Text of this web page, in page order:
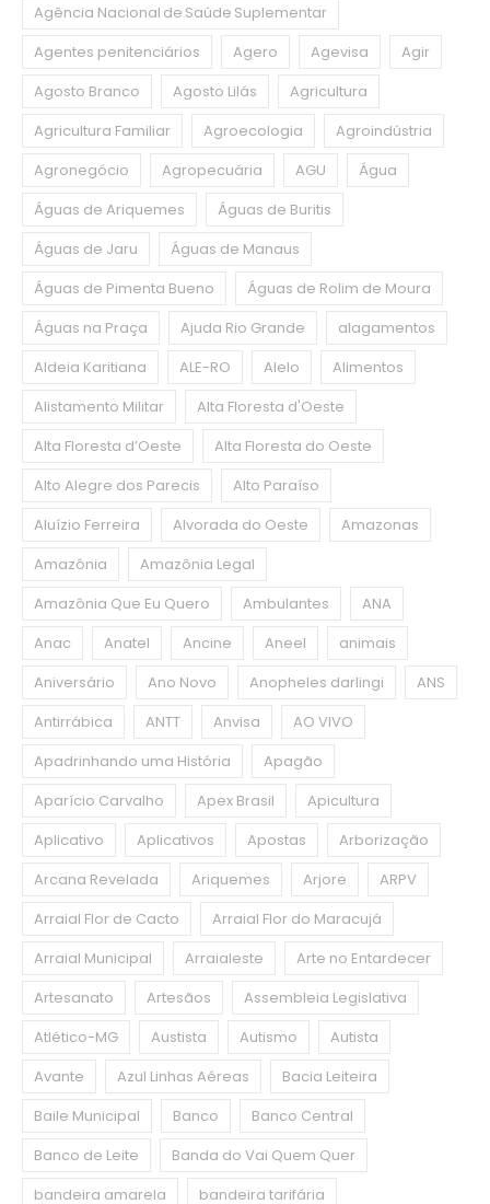
Agência Nacional de Saúde Suplementar
Agentes penitenciários
Agero Agevisa
Agir
Agosto Branco
Agosto Lilás
Agricultura
Agricultura Familiar
Agroecologia
Agroindústria
Agronegócio
Agropecuária AGU
Água
Águas de Ariquemes
Águas de Buritis
Águas de Jaru
Águas de Manaus
Águas de Pimenta Bueno
Águas de Rolim de Moura
Águas na Praça
Ajuda Rio Grande
alagamentos
Aldeia Karitiana
ALE-RO Alelo
Alimentos
Alistamento Militar
Alta Floresta d'Oeste
Alta Floresta d’Oeste
Alta Floresta do Oeste
Alto Alegre dos Parecis
Alto Paraíso
Aluízio Ferreira
Alvorada do Oeste
Amazonas
Amazônia
Amazônia Legal
Amazônia Que Eu Quero
Ambulantes
ANA
Anac
Anatel Ancine Aneel
animais
Aniversário
Ano Novo Anopheles darlingi
ANS
Antirrábica
ANTT Anvisa
AO VIVO
Apadrinhando uma História
Apagão
Aparício Carvalho
Apex Brasil
Apicultura
Aplicativo
Aplicativos Apostas
Arborização
Arcana Revelada
Ariquemes Arjore
ARPV
Arraial Flor de Cacto
Arraial Flor do Maracujá
Arraial Municipal
Arraialeste
Arte no Entardecer
Artesanato
Artesãos
Assembleia Legislativa
Atlético-MG
Austista Autismo
Autista
Avante
Azul Linhas Aéreas
Bacia Leiteira
Baile Municipal
Banco
Banco Central
Banco de Leite
Banda do Vai Quem Quer
bandeira amarela
bandeira tarifária